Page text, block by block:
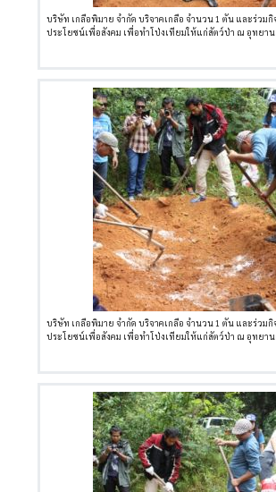
บริษัท เกลือพิมาย จำกัด บริจาคเกลือ จำนวน 1 ตัน และร่วม
ประโยชน์เพื่อสังคม เพื่อทำโป่งเทียมให้แก่สัตว์ป่า ณ อุทยาน
บริษัท เกลือพิมาย จำกัด บริจาคเกลือ จำนวน 1 ตัน และร่วม
ประโยชน์เพื่อสังคม เพื่อทำโป่งเทียมให้แก่สัตว์ป่า ณ อุทยาน